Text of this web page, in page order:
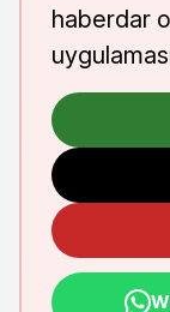
haberdar